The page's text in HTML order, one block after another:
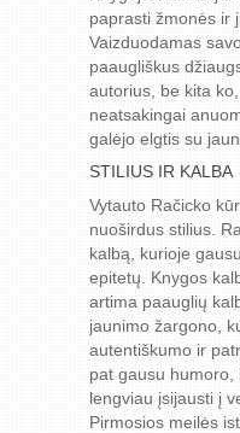
paprasti žmonės ir
Vaizduodamas
paaugliškus
autorius, be kita
neatsakingai
galėjo elgtis su
STILIUS IR KALBA
Vytauto Račicko
nuoširdus stilius.
kalbą, kurioje
epitetų. Knygos
artima paauglių
jaunimo žargono,
autentiškumo ir
pat gausu
lengviau įsijausti į
Pirmosios meilės